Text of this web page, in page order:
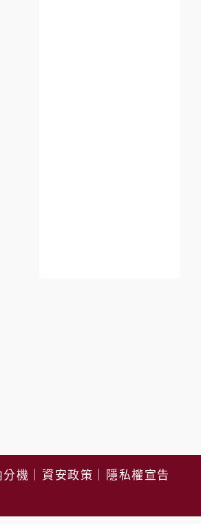
機 資安政策 隱私權宣告